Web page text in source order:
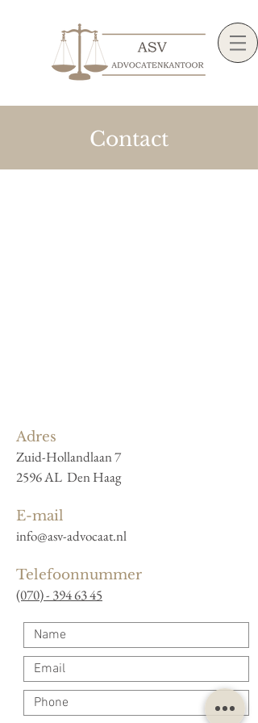
Contact
Adres
Zuid-Hollandlaan 7
2596 AL Den Haag
E-mail
info@asv-advocaat.nl
Telefoonnummer
(070) - 394 63 45